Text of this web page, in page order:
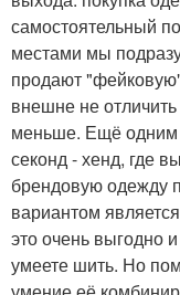
самостоятельный
местами мы
продают
внешне не
меньше. Ещё одним
секонд - хенд, где
брендовую одежду
вариантом
это очень выгодно
умеете шить. Но